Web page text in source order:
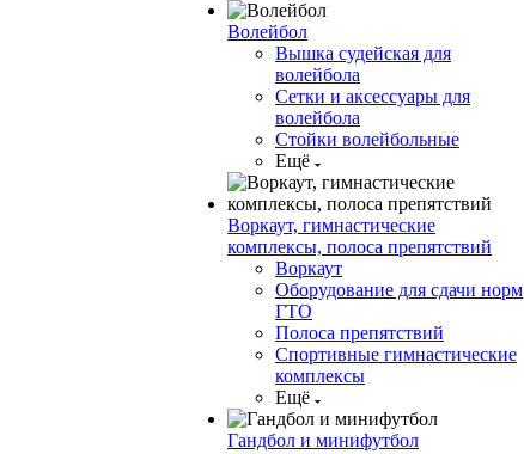
Волейбол
Вышка судейская для
волейбола
Сетки и аксессуары для
волейбола
Стойки волейбольные
Ещё
Воркаут, гимнастические
комплексы, полоса препятствий
Воркаут
Оборудование для сдачи норм
ГТО
Полоса препятствий
Спортивные гимнастические
комплексы
Ещё
Гандбол и минифутбол